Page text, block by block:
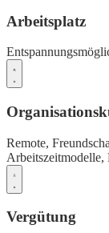
Arbeitsplatz
Remote,
Arbeitszeitmodelle,
Vergütung